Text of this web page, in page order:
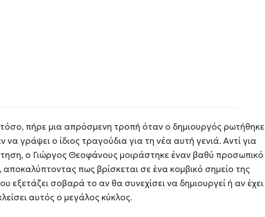
πήρε μια απρόσμενη τροπή όταν ο δημιουργός ρωτήθηκε
γράψει ο ίδιος τραγούδια για τη νέα αυτή γενιά. Αντί για
ο Γιώργος Θεοφάνους μοιράστηκε έναν βαθύ προσωπικό
πως βρίσκεται σε ένα κομβικό σημείο της
εξετάζει σοβαρά το αν θα συνεχίσει να δημιουργεί ή αν έχει
αυτός ο μεγάλος κύκλος.